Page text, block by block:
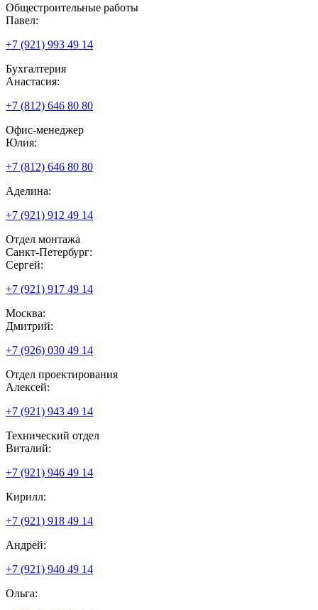
Общестроительные работы
Павел:
+7 (921) 993 49 14
Бухгалтерия
Анастасия:
+7 (812) 646 80 80
Офис-менеджер
Юлия:
+7 (812) 646 80 80
Аделина:
+7 (921) 912 49 14
Отдел монтажа
Санкт-Петербург:
Сергей:
+7 (921) 917 49 14
Москва:
Дмитрий:
+7 (926) 030 49 14
Отдел проектирования
Алексей:
+7 (921) 943 49 14
Технический отдел
Виталий:
+7 (921) 946 49 14
Кирилл:
+7 (921) 918 49 14
Андрей:
+7 (921) 940 49 14
Ольга: